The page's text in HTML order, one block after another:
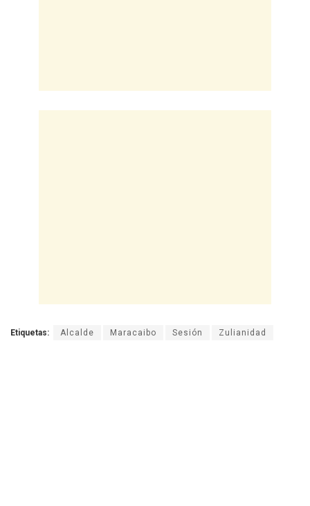
Etiquetas: Alcalde Maracaibo Sesión Zulianidad